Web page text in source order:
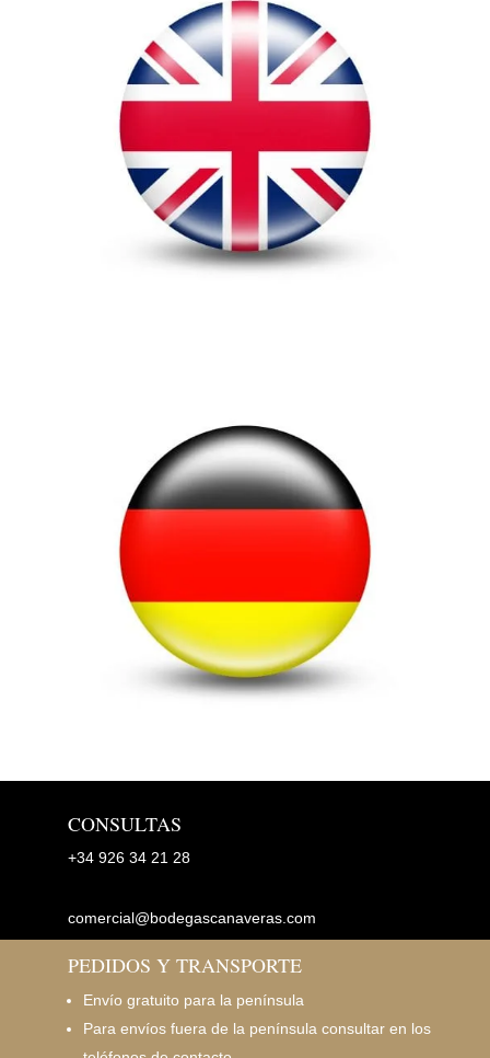
CONSULTAS
+34 926 34 21 28
comercial@bodegascanaveras.com
PEDIDOS Y TRANSPORTE
Envío gratuito para la península
Para envíos fuera de la península consultar en los